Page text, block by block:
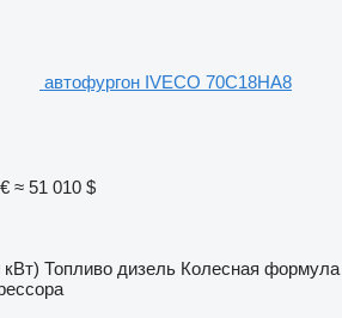
автофургон IVECO 70C18HA8
≈ 51 010 $
кВт) Топливо дизель Колесная формула